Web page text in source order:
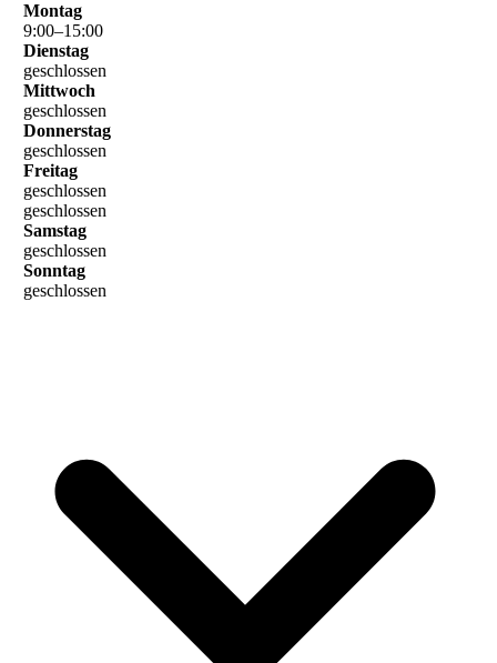
Montag
9:00–15:00
Dienstag
geschlossen
Mittwoch
geschlossen
Donnerstag
geschlossen
Freitag
geschlossen
geschlossen
Samstag
geschlossen
Sonntag
geschlossen